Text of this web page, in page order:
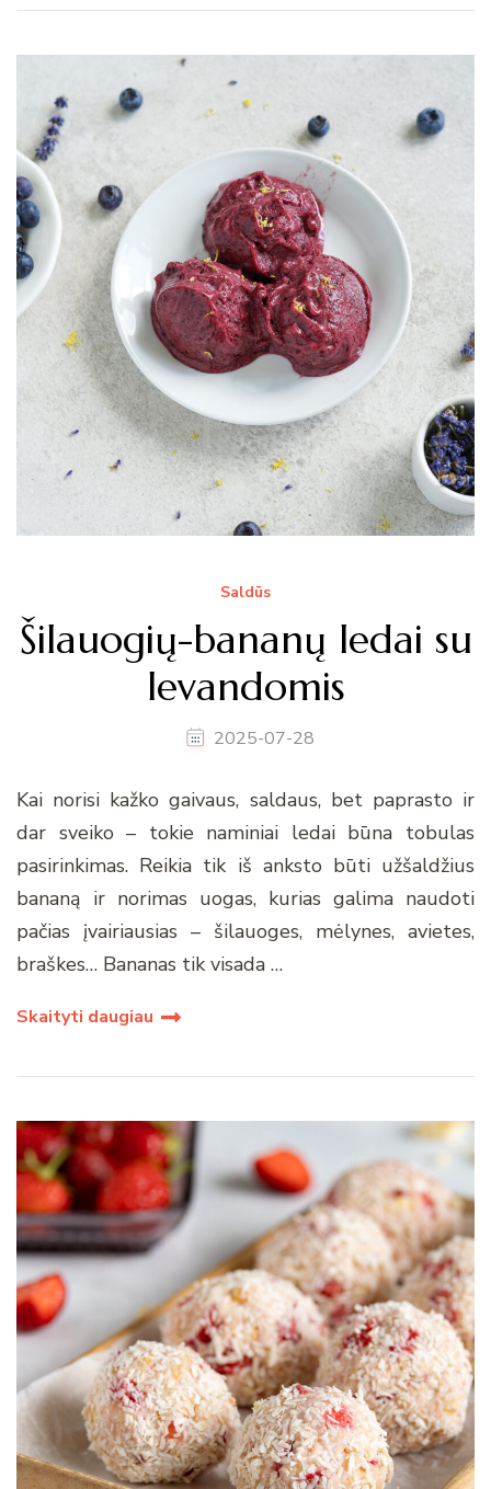
Saldūs
Šilauogių-bananų ledai su
levandomis
2025-07-28
Kai norisi kažko gaivaus, saldaus, bet paprasto ir
dar sveiko – tokie naminiai ledai būna tobulas
pasirinkimas. Reikia tik iš anksto būti užšaldžius
bananą ir norimas uogas, kurias galima naudoti
pačias įvairiausias – šilauoges, mėlynes, avietes,
braškes… Bananas tik visada …
Skaityti daugiau